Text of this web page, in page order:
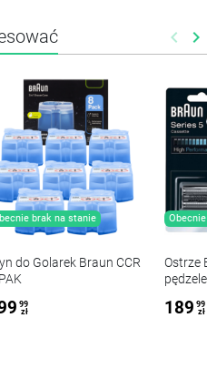
keyboard_arrow_left keyboard_arrow_right
brak na stanie
do Golarek Braun CCR
99
zł
Ostrze
189 99
zł